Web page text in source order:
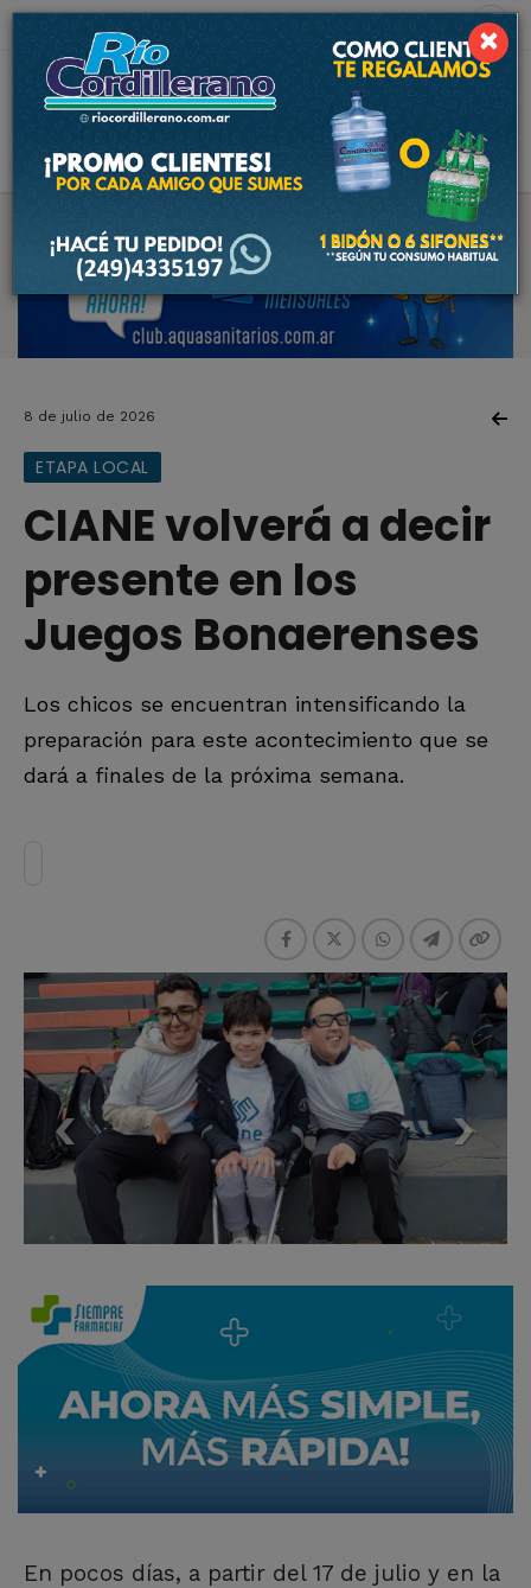
3.1 ºC 7 de agosto de 2026
8 de julio de 2026
ETAPA LOCAL
CIANE volverá a decir
presente en los
Juegos Bonaerenses
Los chicos se encuentran intensificando la
preparación para este acontecimiento que se
dará a finales de la próxima semana.
En pocos días, a partir del 17 de julio y en la
×